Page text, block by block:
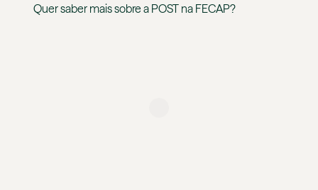
Quer saber mais sobre a POST na FECAP?